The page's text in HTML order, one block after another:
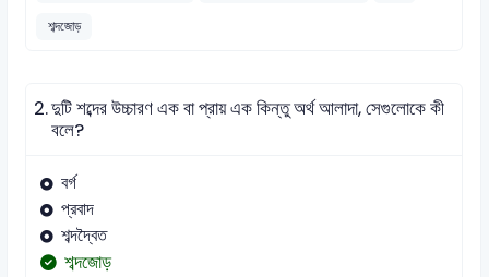
শব্দজোড়
2.দুটি শব্দের উচ্চারণ এক বা প্রায় এক কিন্তু অর্থ আলাদা, সেগুলোকে কী
বলে?
বর্গ
প্রবাদ
শব্দদ্বৈত
শব্দজোড়